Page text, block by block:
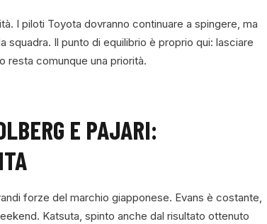
I piloti Toyota dovranno continuare a spingere, ma
squadra. Il punto di equilibrio è proprio qui: lasciare
resta comunque una priorità.
E PAJARI:
forze del marchio giapponese. Evans è costante,
Katsuta, spinto anche dal risultato ottenuto